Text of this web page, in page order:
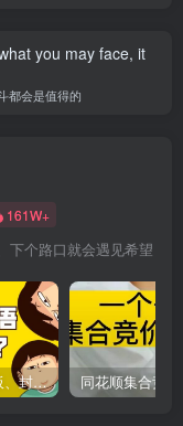
you may face, it
都会是值得的
161W+
下个路口就会遇见希望
股票打板、上板、封板、翘板、炸板是什么意思？炒股你必须懂的暗语！